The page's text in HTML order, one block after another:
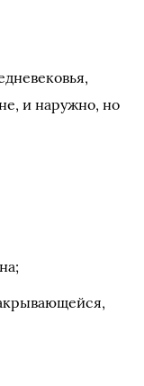
и наружно, но